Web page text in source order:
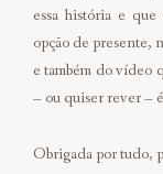
essa história e
opção de presente,
e também do vídeo
– ou quiser rever –
Obrigada por tudo,